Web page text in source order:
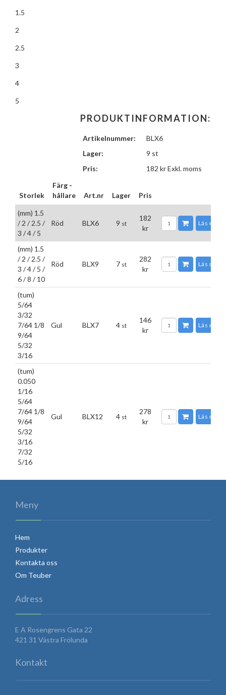
1.5
2
2.5
3
4
5
PRODUKTINFORMATION:
Artikelnummer:
BLX6
Lager:
9 st
Pris:
182 krExkl. moms
Storlek
Färg -
hållare
Art.nr Lager Pris
(mm) 1.5
/ 2 / 2.5 /
3 / 4 / 5
Röd BLX6 9 st
182
kr
Läs mer
(mm) 1.5
/ 2 / 2.5 /
3 / 4 / 5 /
6 / 8 / 10
Röd BLX9 7 st
282
kr
Läs mer
(tum)
5/64
3/32
7/64 1/8
9/64
5/32
3/16
Gul BLX7 4 st
146
kr
Läs mer
(tum)
0.050
1/16
5/64
7/64 1/8
9/64
5/32
3/16
7/32
5/16
Gul BLX12 4 st
278
kr
Läs mer
Meny
Hem
Produkter
Kontakta oss
Om Teuber
Adress
E A Rosengrens Gata 22
421 31 Västra Frölunda
Kontakt